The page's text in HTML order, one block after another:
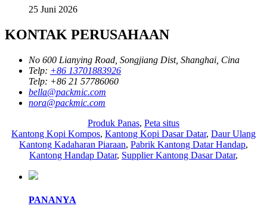
25 Juni 2026
KONTAK PERUSAHAAN
No 600 Lianying Road, Songjiang Dist, Shanghai, Cina
Telp: +86 13701883926
Telp: +86 21 57786060
bella@packmic.com
nora@packmic.com
Produk Panas, Peta situs
Kantong Kopi Kompos, Kantong Kopi Dasar Datar, Daur Ulang
Kantong Kadaharan Piaraan, Pabrik Kantong Datar Handap,
Kantong Handap Datar, Supplier Kantong Dasar Datar,
PANANYA